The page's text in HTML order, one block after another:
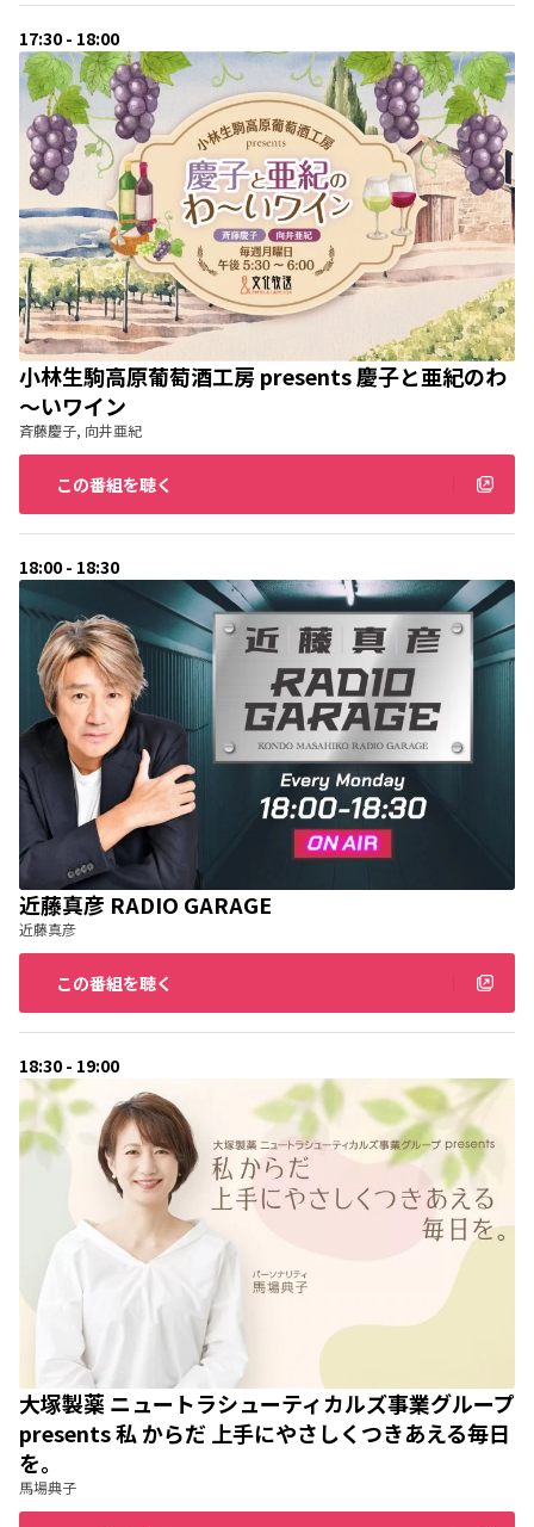
17:30 - 18:00
小林生駒高原葡萄酒工房 presents 慶子と亜紀のわ
～いワイン
斉藤慶子, 向井亜紀
この番組を聴く
18:00 - 18:30
近藤真彦 RADIO GARAGE
近藤真彦
この番組を聴く
18:30 - 19:00
大塚製薬 ニュートラシューティカルズ事業グループ
presents 私 からだ 上手にやさしくつきあえる毎日
を。
馬場典子